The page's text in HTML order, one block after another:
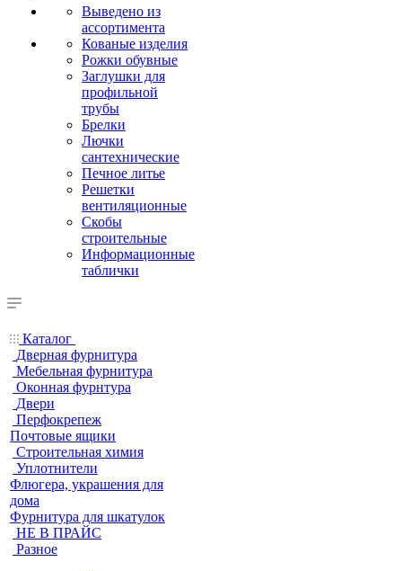
Выведено из
ассортимента
Кованые изделия
Рожки обувные
Заглушки для
профильной
трубы
Брелки
Лючки
сантехнические
Печное литье
Решетки
вентиляционные
Скобы
строительные
Информационные
таблички
Каталог
Дверная фурнитура
Мебельная фурнитура
Оконная фурнтура
Двери
Перфокрепеж
Почтовые ящики
Строительная химия
Уплотнители
Флюгера, украшения для
дома
Фурнитура для шкатулок
НЕ В ПРАЙС
Разное